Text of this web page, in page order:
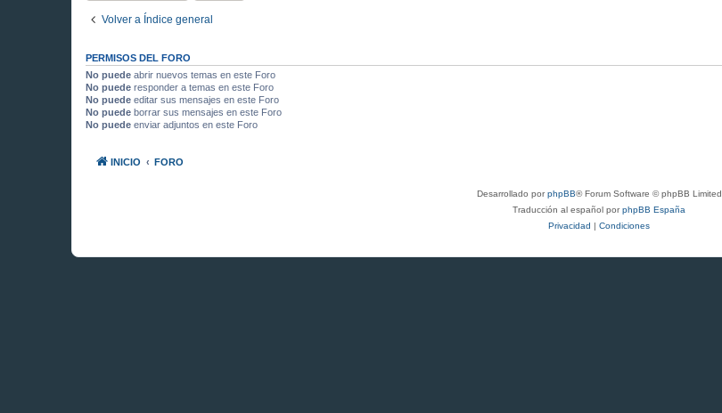
Volver a Índice general
PERMISOS DEL FORO
No puede abrir nuevos temas en este Foro
No puede responder a temas en este Foro
No puede editar sus mensajes en este Foro
No puede borrar sus mensajes en este Foro
No puede enviar adjuntos en este Foro
INICIO FORO
Desarrollado porphpBB® Forum Software © phpBB Limited
Traducción al español porphpBB España
Privacidad | Condiciones